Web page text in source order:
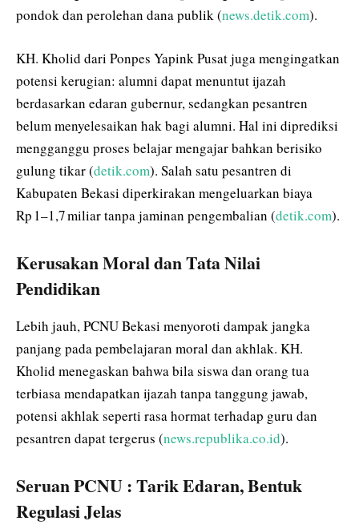
pondok dan perolehan dana publik (news.detik.com).
KH. Kholid dari Ponpes Yapink Pusat juga mengingatkan
potensi kerugian: alumni dapat menuntut ijazah
berdasarkan edaran gubernur, sedangkan pesantren
belum menyelesaikan hak bagi alumni. Hal ini diprediksi
mengganggu proses belajar mengajar bahkan berisiko
gulung tikar (detik.com). Salah satu pesantren di
Kabupaten Bekasi diperkirakan mengeluarkan biaya
Rp 1–1,7 miliar tanpa jaminan pengembalian (detik.com).
Kerusakan Moral dan Tata Nilai
Pendidikan
Lebih jauh, PCNU Bekasi menyoroti dampak jangka
panjang pada pembelajaran moral dan akhlak. KH.
Kholid menegaskan bahwa bila siswa dan orang tua
terbiasa mendapatkan ijazah tanpa tanggung jawab,
potensi akhlak seperti rasa hormat terhadap guru dan
pesantren dapat tergerus (news.republika.co.id).
Seruan PCNU : Tarik Edaran, Bentuk
Regulasi Jelas